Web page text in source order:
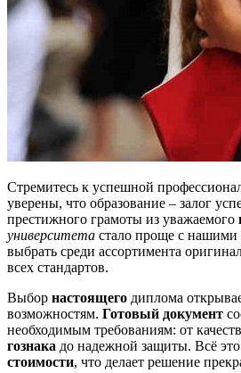
Стремитесь к успешной
уверены, что образование – залог
престижного грамоты из уважаемого
университета стало проще с
выбрать среди ассортимента
всех стандартов.
Выбор настоящего диплома
возможностям. Готовый документ
необходимым требованиям: от
гознака до надежной защиты. Всё
стоимости, что делает решение